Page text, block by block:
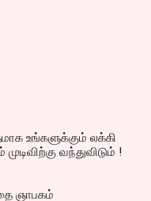
உங்களுக்கும் லக்கி
வந்துவிடும் !
ஞாபகம்